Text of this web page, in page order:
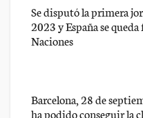
Se disputó la primera
2023 y España se
Naciones
Barcelona, 28 de
ha podido conseguir la